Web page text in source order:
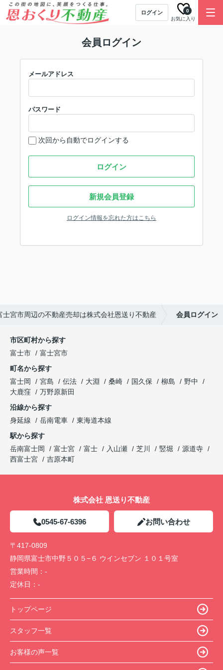
ログイン
お気に入り
0
会員ログイン
メールアドレス
パスワード
次回から自動でログインする
ログイン
新規会員登録
ログイン情報を忘れた方はこちら
士宮市周辺の不動産売却は株式会社恩送り不動産 会員ログイン
市区町村から探す
富士市
富士宮市
町名から探す
富士岡
宮島 伝法 大淵 桑崎 国久保 柳島
野中
大鹿窪
万野原新田
沿線から探す
身延線
岳南電車
東海道本線
駅から探す
岳南富士岡
富士宮 富士 入山瀬 芝川 竪堀
源道寺
西富士宮
吉原本町
株式会社 恩送り不動産
0545-67-6396 お問い合わせ
〒417-0809
静岡県富士市中野５０５−６ ウインセブン １０１号室
営業時間： -
定休日： -
トップページ
スタッフ一覧
お客様の声一覧